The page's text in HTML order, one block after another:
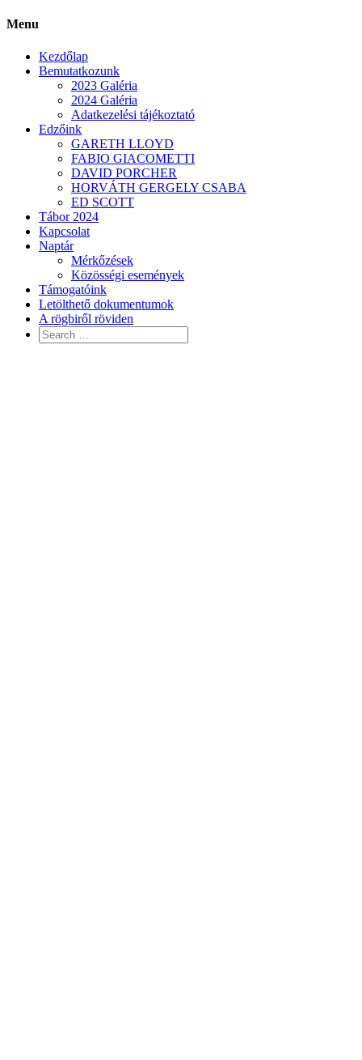
Menu
Kezdőlap
Bemutatkozunk
2023 Galéria
2024 Galéria
Adatkezelési tájékoztató
Edzőink
GARETH LLOYD
FABIO GIACOMETTI
DAVID PORCHER
HORVÁTH GERGELY CSABA
ED SCOTT
Tábor 2024
Kapcsolat
Naptár
Mérkőzések
Közösségi események
Támogatóink
Letölthető dokumentumok
A rögbiről röviden
Search
for: